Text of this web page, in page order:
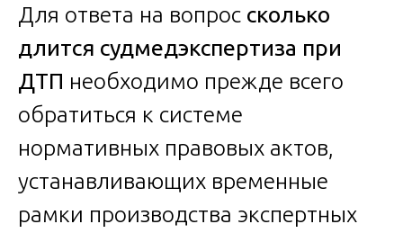
Для ответа на вопрос сколько
длится судмедэкспертиза при
ДТП необходимо прежде всего
обратиться к системе
нормативных правовых актов,
устанавливающих временные
рамки производства экспертных